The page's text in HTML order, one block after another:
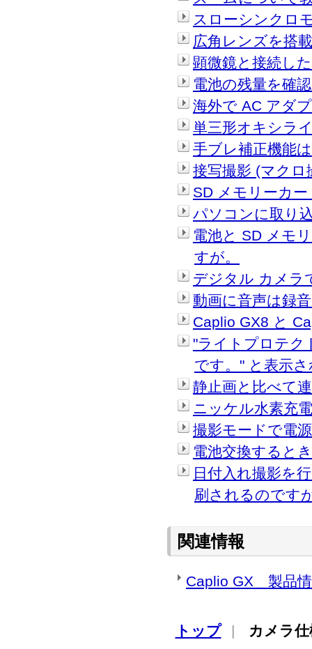
スローシンクロ
広角レンズを搭
顕微鏡と接続し
電池の残量を確
海外で AC アダ
単三形オキシラ
手ブレ補正機能
接写撮影 (マク
SD メモリーカ
パソコンに取り
電池と SD メモ
すが。
デジタル カメラ
動画に音声は録
Caplio GX8 と
"ライトプロテク
です。" と表示
静止画と比べて
ニッケル水素充
撮影モードで電
電池交換すると
日付入れ撮影を
刷されるのです
関連情報
Caplio GX 製品
トップ | カメラ仕